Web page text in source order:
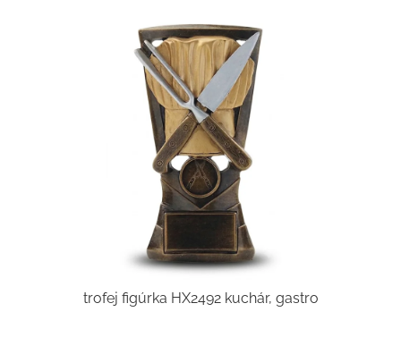
trofej figúrka HX2492 kuchár, gastro